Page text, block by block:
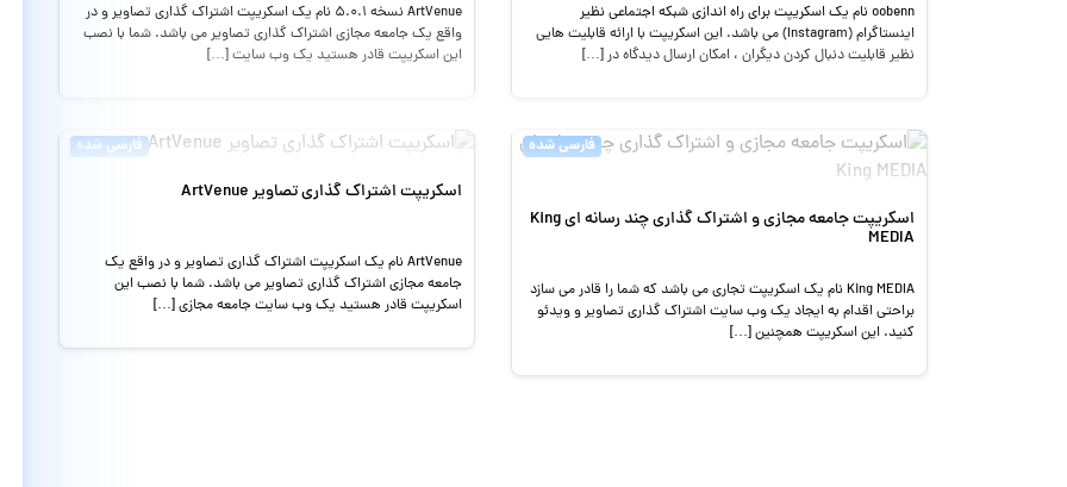
oobenn نام یک اسکریپت برای راه اندازی شبکه اجتماعی نظیر
اینستاگرام (Instagram) می باشد. این اسکریپت با ارائه قابلیت هایی
نظیر قابلیت دنبال کردن دیگران ، امکان ارسال دیدگاه در […]
ArtVenue نسخه 5.0.1 نام یک اسکریپت اشتراک گذاری تصاویر و در
واقع یک جامعه مجازی اشتراک گذاری تصاویر می باشد. شما با نصب
این اسکریپت قادر هستید یک وب سایت […]
فارسی شده
اسکریپت جامعه مجازی و اشتراک گذاری چند رسانه ای King
MEDIA
King MEDIA نام یک اسکریپت تجاری می باشد که شما را قادر می سازد
براحتی اقدام به ایجاد یک وب سایت اشتراک گذاری تصاویر و ویدئو
کنید. این اسکریپت همچنین […]
فارسی شده
اسکریپت اشتراک گذاری تصاویر ArtVenue
ArtVenue نام یک اسکریپت اشتراک گذاری تصاویر و در واقع یک
جامعه مجازی اشتراک گذاری تصاویر می باشد. شما با نصب این
اسکریپت قادر هستید یک وب سایت جامعه مجازی […]